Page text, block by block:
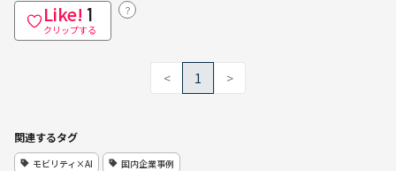
Like! 1
クリップする
？
< 1 >
関連するタグ
モビリティ×AI 国内企業事例